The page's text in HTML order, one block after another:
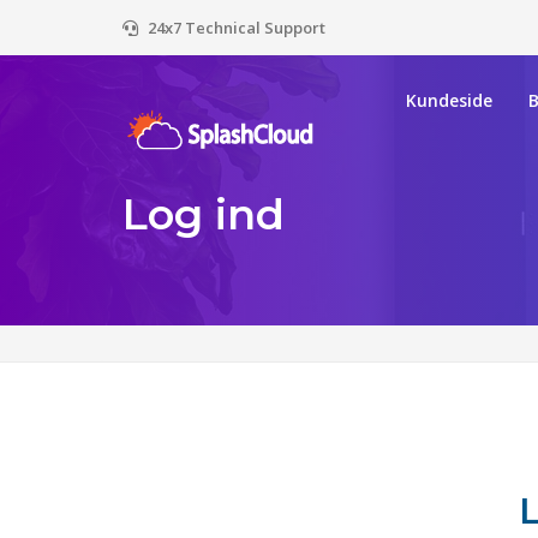
24x7 Technical Support
Kundeside
Log ind